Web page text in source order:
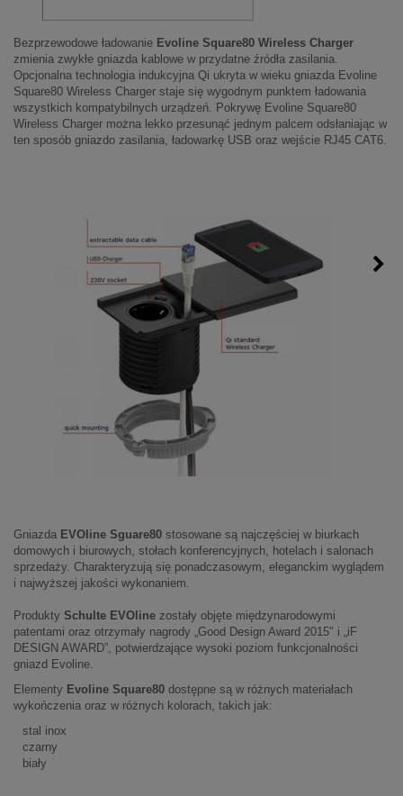
Bezprzewodowe ładowanie Evoline Square80 Wireless Charger
zmienia zwykłe gniazda kablowe w przydatne źródła zasilania.
Opcjonalna technologia indukcyjna Qi ukryta w wieku gniazda Evoline
Square80 Wireless Charger staje się wygodnym punktem ładowania
wszystkich kompatybilnych urządzeń. Pokrywę Evoline Square80
Wireless Charger można lekko przesunąć jednym palcem odsłaniając w
ten sposób gniazdo zasilania, ładowarkę USB oraz wejście RJ45 CAT6.
Gniazda EVOline Sguare80 stosowane są najczęściej w biurkach
domowych i biurowych, stołach konferencyjnych, hotelach i salonach
sprzedaży. Charakteryzują się ponadczasowym, eleganckim wyglądem
i najwyższej jakości wykonaniem.
Produkty Schulte EVOline zostały objęte międzynarodowymi
patentami oraz otrzymały nagrody „Good Design Award 2015" i „iF
DESIGN AWARD”, potwierdzające wysoki poziom funkcjonalności
gniazd Evoline.
Elementy Evoline Square80 dostępne są w różnych materiałach
wykończenia oraz w różnych kolorach, takich jak:
stal inox
czarny
biały